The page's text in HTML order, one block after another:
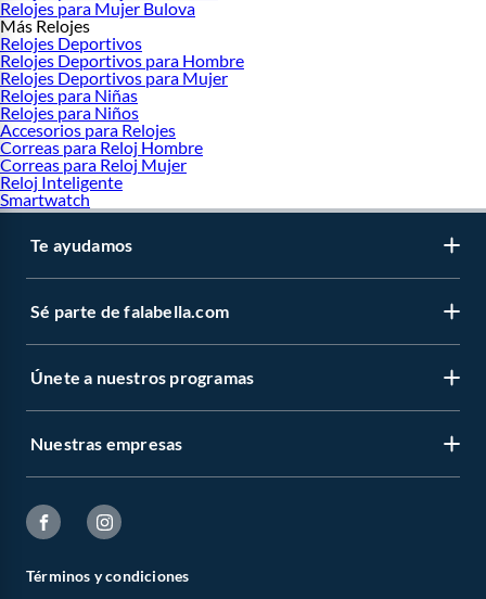
Relojes para Mujer Bulova
Más Relojes
Relojes Deportivos
Relojes Deportivos para Hombre
Relojes Deportivos para Mujer
Relojes para Niñas
Relojes para Niños
Accesorios para Relojes
Correas para Reloj Hombre
Correas para Reloj Mujer
Reloj Inteligente
Smartwatch
Te ayudamos
Sé parte de falabella.com
Únete a nuestros programas
Nuestras empresas
Términos y condiciones